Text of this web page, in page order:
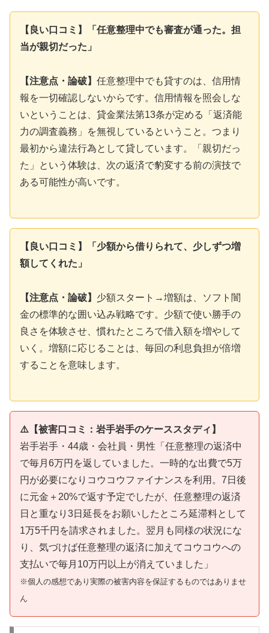
【良い口コミ】「任意整理中でも審査が通った。担
当が親切だった」
【注意点・論破】 任意整理中でも貸すのは、信用情
報を一切確認しないからです。信用情報を照会しな
いということは、貸金業法第13条が定める「返済能
力の調査義務」を無視しているということ。つまり
最初から違法行為として貸しています。「親切だっ
た」という体験は、次の返済で豹変する前の演技で
ある可能性が高いです。
【良い口コミ】「少額から借りられて、少しずつ増
額してくれた」
【注意点・論破】 少額スタート→増額は、ソフト闇
金の標準的な囲い込み戦略です。少額で使い勝手の
良さを体験させ、慣れたところで借入額を増やして
いく。増額に応じることは、毎回の利息負担が倍増
することを意味します。
⚠️【被害口コミ：岩手岩手のケーススタディ】
岩手岩手・44歳・会社員・男性「任意整理の返済中
で毎月6万円を返していました。一時的な出費で5万
円が必要になりコウコウファイナンスを利用。7日後
に元金＋20%で返す予定でしたが、任意整理の返済
日と重なり3日延長をお願いしたところ延滞料として
1万5千円を請求されました。翌月も同様の状況にな
り、気づけば任意整理の返済に加えてコウコウへの
支払いで毎月10万円以上が消えていました」
※個人の感想であり実際の被害内容を保証するものではありませ
ん